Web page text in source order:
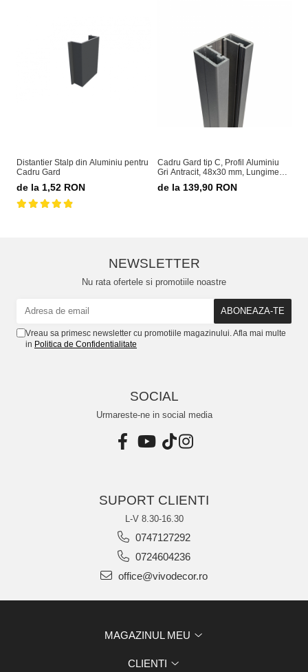
Distantier Stalp din Aluminiu pentru
Cadru Gard
de la 1,52 RON
Cadru Gard tip C, Profil Aluminiu
Gri Antracit, 48x30 mm, Lungime
1.5 m
de la 139,90 RON
NEWSLETTER
Nu rata ofertele si promotiile noastre
Vreau sa primesc newsletter cu promotiile magazinului. Afla mai multe
in Politica de Confidentialitate
SOCIAL
Urmareste-ne in social media
SUPORT CLIENTI
L-V 8.30-16.30
0747127292
0724604236
office@vivodecor.ro
MAGAZINUL MEU
CLIENTI